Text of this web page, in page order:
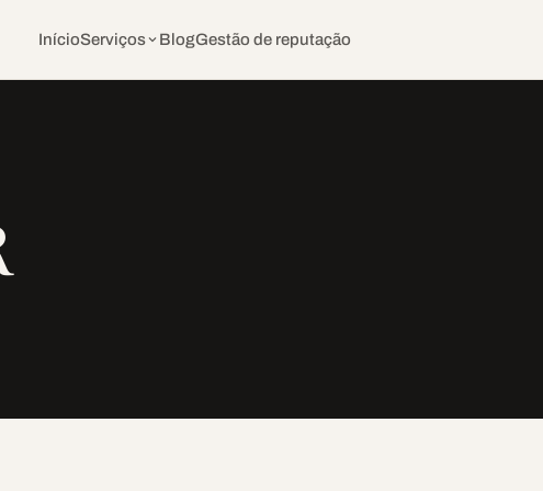
InícioServiços BlogGestão de reputação